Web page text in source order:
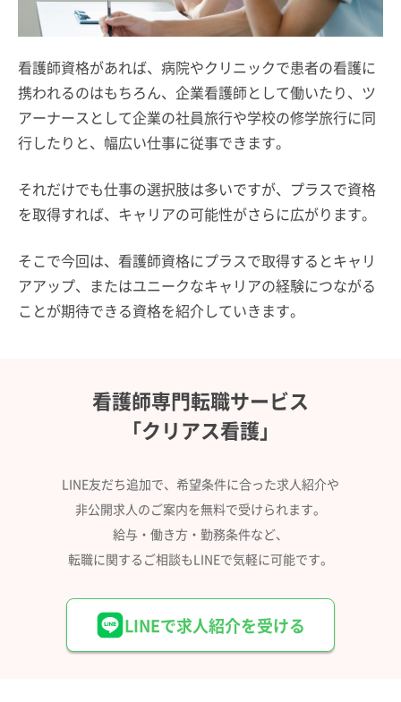
看護師資格があれば、病院やクリニックで患者の看護に
携われるのはもちろん、企業看護師として働いたり、ツ
アーナースとして企業の社員旅行や学校の修学旅行に同
行したりと、幅広い仕事に従事できます。
それだけでも仕事の選択肢は多いですが、プラスで資格
を取得すれば、キャリアの可能性がさらに広がります。
そこで今回は、看護師資格にプラスで取得するとキャリ
アアップ、またはユニークなキャリアの経験につながる
ことが期待できる資格を紹介していきます。
看護師専門転職サービス
「クリアス看護」
LINE友だち追加で、希望条件に合った求人紹介や
非公開求人のご案内を無料で受けられます。
給与・働き方・勤務条件など、
転職に関するご相談もLINEで気軽に可能です。
LINEで求人紹介を受ける